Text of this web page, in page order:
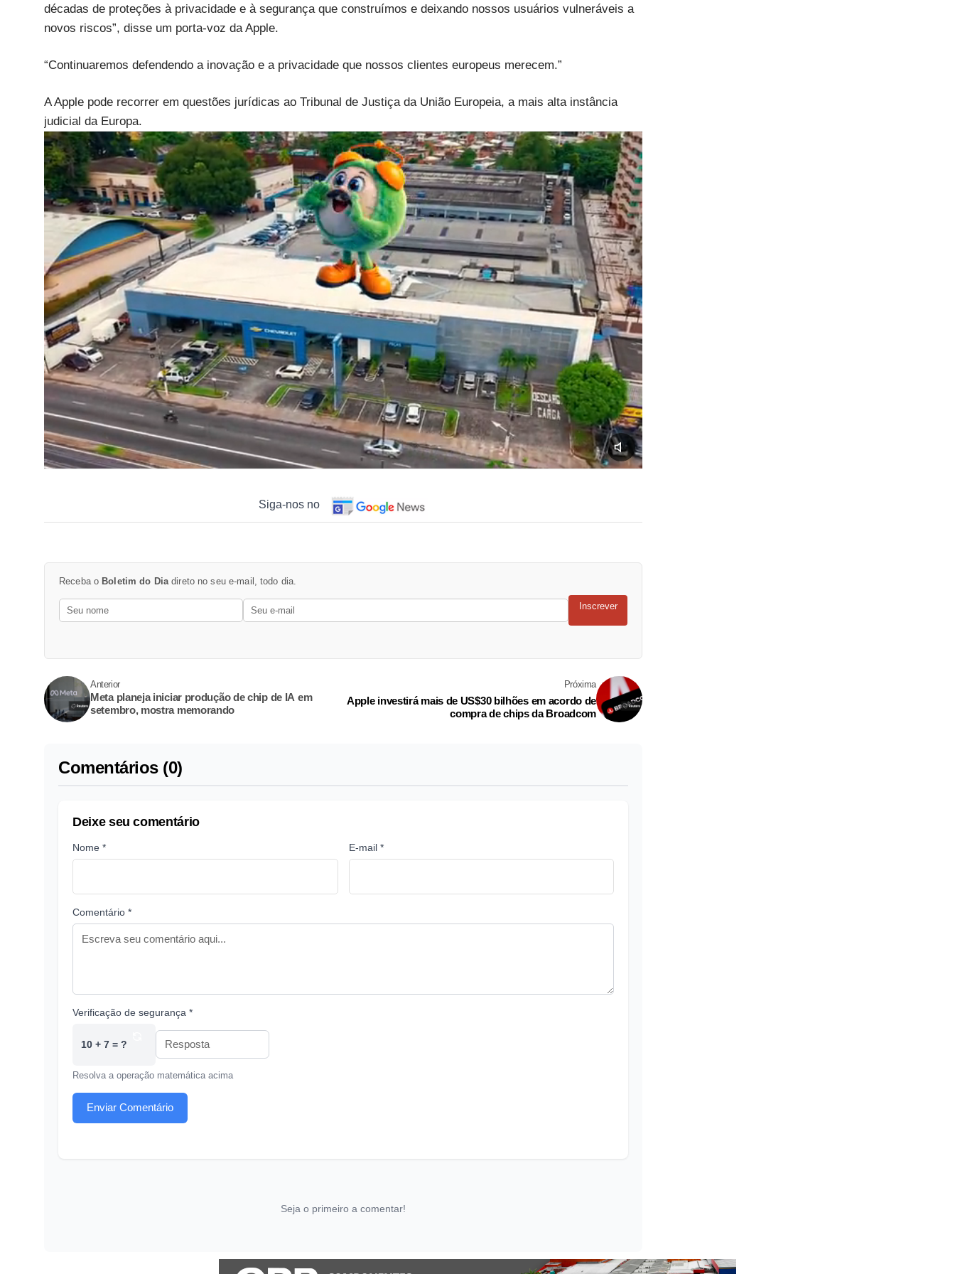
décadas de proteções à privacidade e à segurança que construímos e deixando nossos usuários vulneráveis a
novos riscos”, disse um porta-voz da Apple.
“Continuaremos defendendo a inovação e a privacidade que nossos clientes europeus merecem.”
A Apple pode recorrer em questões jurídicas ao Tribunal de Justiça da União Europeia, a mais alta instância
judicial da Europa.
Siga-nos no
Receba o Boletim do Diadireto no seu e-mail, todo dia.
Inscrever
Anterior
Meta planeja iniciar produção de chip de IA em
setembro, mostra memorando
Próxima
Apple investirá mais de US$30 bilhões em acordo de
compra de chips da Broadcom
Comentários (0)
Deixe seu comentário
Nome * E-mail *
Comentário *
Verificação de segurança *
10 + 7 = ?
Resolva a operação matemática acima
Enviar Comentário
Seja o primeiro a comentar!